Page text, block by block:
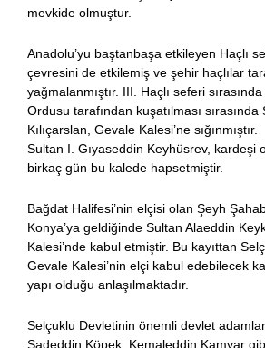
mevkide olmuştur.
Anadolu’yu baştanbaşa etkileyen Haçlı
çevresini de etkilemiş ve şehir haçlılar
yağmalanmıştır. III. Haçlı seferi sırasında
Ordusu tarafından kuşatılması sırasında
Kılıçarslan, Gevale Kalesi’ne sığınmıştır.
Sultan I. Gıyaseddin Keyhüsrev, kardeşi
birkaç gün bu kalede hapsetmiştir.
Bağdat Halifesi’nin elçisi olan Şeyh
Konya’ya geldiğinde Sultan Alaeddin
Kalesi’nde kabul etmiştir. Bu kayıttan
Gevale Kalesi’nin elçi kabul edebilecek
yapı olduğu anlaşılmaktadır.
Selçuklu Devletinin önemli devlet
Sadeddin Köpek, Kemaleddin Kamyar